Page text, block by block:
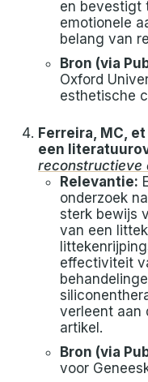
en bevestigt
emotionele
belang van
Bron (via
Oxford
esthetische
Ferreira, MC,
een
reconstructieve
Relevantie:
onderzoek
sterk bewijs
van een
effectiviteit
verleent aan
artikel.
Bron (via
voor